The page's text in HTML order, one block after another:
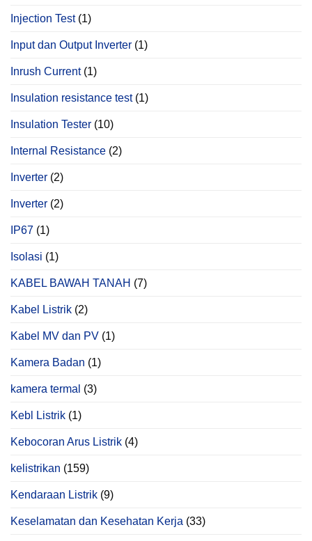
Injection Test(1)
Input dan Output Inverter (1)
Inrush Current(1)
Insulation resistance test(1)
Insulation Tester (10)
Internal Resistance (2)
Inverter (2)
Inverter (2)
IP67 (1)
Isolasi (1)
KABEL BAWAH TANAH (7)
Kabel Listrik (2)
Kabel MV dan PV (1)
Kamera Badan (1)
kamera termal (3)
Kebl Listrik (1)
Kebocoran Arus Listrik (4)
kelistrikan (159)
Kendaraan Listrik (9)
Keselamatan dan Kesehatan Kerja (33)